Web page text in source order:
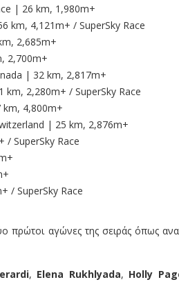
| 26 km, 1,980m+
km, 4,121m+ / SuperSky Race
2,685m+
2,700m+
| 32 km, 2,817m+
km, 2,280m+ / SuperSky Race
4,800m+
| 25 km, 2,876m+
SuperSky Race
/ SuperSky Race
πρώτοι αγώνες της σειράς όπως
, Elena Rukhlyada, Holly